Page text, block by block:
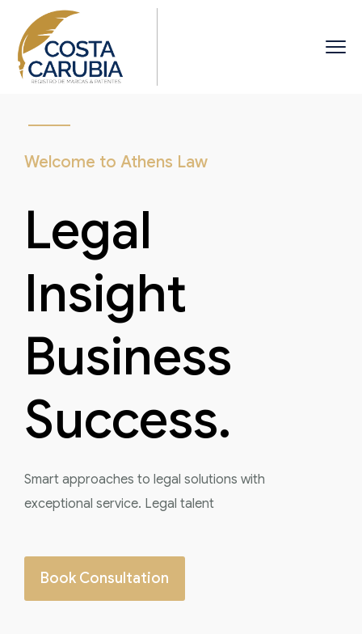
Welcome to Athens Law
Legal
Insight
Business
Success.
Smart approaches to legal solutions with
exceptional service. Legal talent
Book Consultation